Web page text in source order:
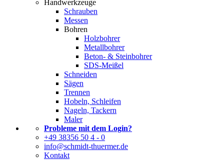
Handwerkzeuge
Schrauben
Messen
Bohren
Holzbohrer
Metallbohrer
Beton- & Steinbohrer
SDS-Meißel
Schneiden
Sägen
Trennen
Hobeln, Schleifen
Nageln, Tackern
Maler
Probleme mit dem Login?
+49 38356 50 4 - 0
info@schmidt-thuermer.de
Kontakt